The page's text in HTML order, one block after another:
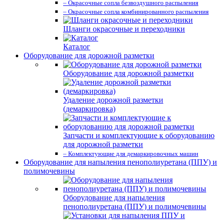
– Окрасочные сопла безвоздушного распыления
– Окрасочные сопла комбинированного распыления
Шланги окрасочные и переходники
Каталог
Оборудование для дорожной разметки
Оборудование для дорожной разметки
Удаление дорожной разметки
(демаркировка)
Запчасти и комплектующие к оборудованию
для дорожной разметки
– Комплектующие для демаркировочных машин
Оборудование для напыления пенополиуретана (ППУ) и
полимочевины
Оборудование для напыления
пенополиуретана (ППУ) и полимочевины